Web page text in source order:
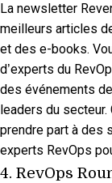
La newsletter
meilleurs articles
et des e-books.
d’experts du
des événements
leaders du
prendre part à des
experts RevOps
4. RevOps